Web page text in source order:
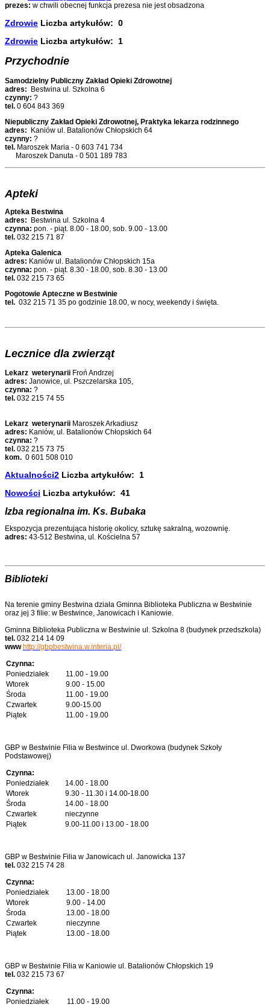
prezes: w chwili obecnej funkcja prezesa nie jest obsadzona
Zdrowie Liczba artykułów: 0
Zdrowie Liczba artykułów: 1
Przychodnie
Samodzielny Publiczny Zakład Opieki Zdrowotnej
adres: Bestwina ul. Szkolna 6
czynny: ?
tel. 0 604 843 369
Niepubliczny Zakład Opieki Zdrowotnej, Praktyka lekarza rodzinnego
adres: Kaniów ul. Batalionów Chłopskich 64
czynny: ?
tel. Maroszek Maria - 0 603 741 734
Maroszek Danuta - 0 501 189 783
Apteki
Apteka Bestwina
adres: Bestwina ul. Szkolna 4
czynna: pon. - piąt. 8.00 - 18.00, sob. 9.00 - 13.00
tel. 032 215 71 87
Apteka Galenica
adres: Kaniów ul. Batalionów Chłopskich 15a
czynna: pon. - piąt. 8.30 - 18.00, sob. 8.30 - 13.00
tel. 032 215 73 65
Pogotowie Apteczne w Bestwinie
tel. 032 215 71 35 po godzinie 18.00, w nocy, weekendy i święta.
Lecznice dla zwierząt
Lekarz weterynarii Froń Andrzej
adres: Janowice, ul. Pszczelarska 105,
czynna: ?
tel. 032 215 74 55
Lekarz weterynarii Maroszek Arkadiusz
adres: Kaniów, ul. Batalionów Chłopskich 64
czynna: ?
tel. 032 215 73 75
kom. 0 601 508 010
Aktualności2 Liczba artykułów: 1
Nowości Liczba artykułów: 41
Izba regionalna im. Ks. Bubaka
Ekspozycja prezentująca historię okolicy, sztukę sakralną, wozownię.
adres: 43-512 Bestwina, ul. Kościelna 57
Biblioteki
Na terenie gminy Bestwina działa Gminna Biblioteka Publiczna w Bestwinie
oraz jej 3 filie: w Bestwince, Janowicach i Kaniowie.
Gminna Biblioteka Publiczna w Bestwinie ul. Szkolna 8 (budynek przedszkola)
tel. 032 214 14 09
www http://gbpbestwina.w.interia.pl/
Czynna:
Poniedziałek
11.00 - 19.00
Wtorek
9.00 - 15.00
Środa
11.00 - 19.00
Czwartek
9.00-15.00
Piątek
11.00 - 19.00
GBP w Bestwinie Filia w Bestwince ul. Dworkowa (budynek Szkoły
Podstawowej)
Czynna:
Poniedziałek
14.00 - 18.00
Wtorek
9.30 - 11.30 i 14.00-18.00
Środa
14.00 - 18.00
Czwartek
nieczynne
Piątek
9.00-11.00 i 13.00 - 18.00
GBP w Bestwinie Filia w Janowicach ul. Janowicka 137
tel. 032 215 74 28
Czynna:
Poniedziałek
13.00 - 18.00
Wtorek
9.00 - 14.00
Środa
13.00 - 18.00
Czwartek
nieczynne
Piątek
13.00 - 18.00
GBP w Bestwinie Filia w Kaniowie ul. Batalionów Chłopskich 19
tel. 032 215 73 67
Czynna:
Poniedziałek
11.00 - 19.00